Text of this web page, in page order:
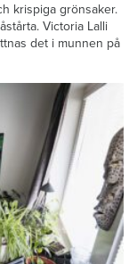
krispiga grönsaker.
Victoria Lalli
det i munnen på